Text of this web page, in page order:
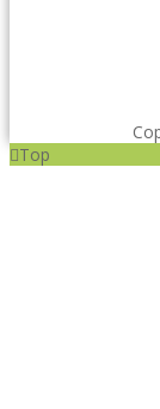
Top